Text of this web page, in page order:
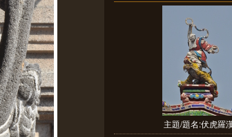
主題/題名:伏虎羅